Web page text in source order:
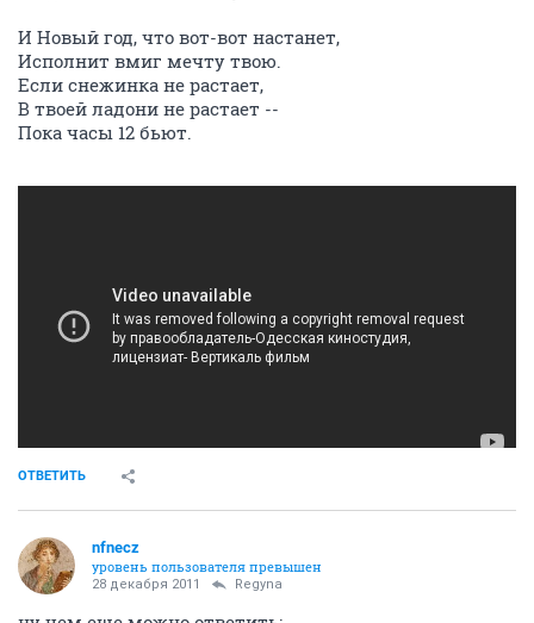
И Новый год, что вот-вот настанет,
Исполнит вмиг мечту твою.
Если снежинка не растает,
В твоей ладони не растает --
Пока часы 12 бьют.
ОТВЕТИТЬ
nfnecz
уровень пользователя превышен
28 декабря 2011 Regyna